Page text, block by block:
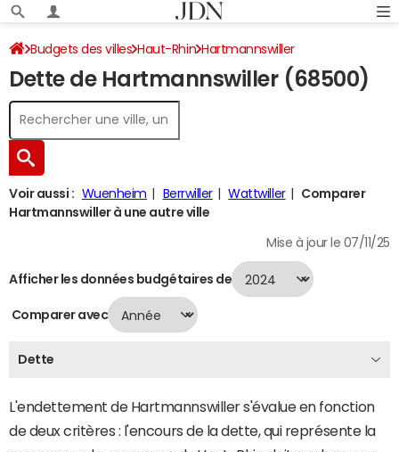
Budgets des villes Haut-Rhin Hartmannswiller
Dette au 31/12/2024
Dette de Hartmannswiller (68500)
Voir aussi : Wuenheim Berrwiller Wattwiller
Comparer
Hartmannswiller à une autre ville
Mise à jour le 07/11/25
Afficher les données budgétaires de
Comparer avec
Dette
L'endettement de Hartmannswiller s'évalue en fonction
de deux critères : l'encours de la dette, qui représente la